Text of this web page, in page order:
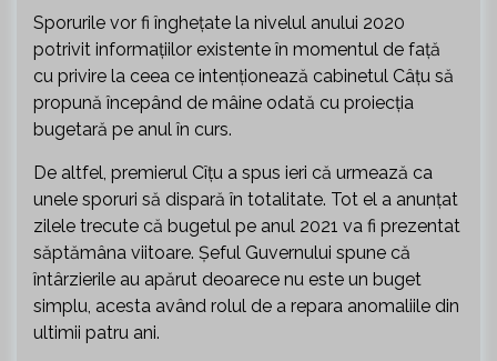
Sporurile vor fi înghețate la nivelul anului 2020
potrivit informațiilor existente în momentul de față
cu privire la ceea ce intenționează cabinetul Câțu să
propună începând de mâine odată cu proiecția
bugetară pe anul în curs.
De altfel, premierul Cîțu a spus ieri că urmează ca
unele sporuri să dispară în totalitate. Tot el a anunțat
zilele trecute că bugetul pe anul 2021 va fi prezentat
săptămâna viitoare. Șeful Guvernului spune că
întârzierile au apărut deoarece nu este un buget
simplu, acesta având rolul de a repara anomaliile din
ultimii patru ani.